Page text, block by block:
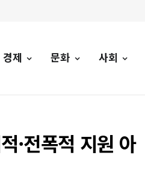
경제 문화 사회
·전폭적 지원 아